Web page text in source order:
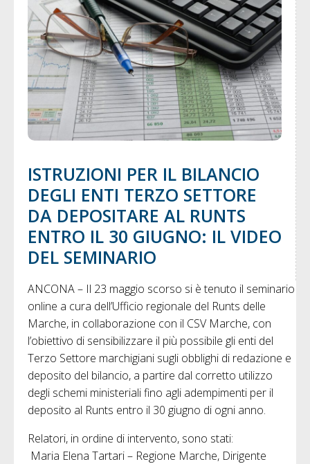
ISTRUZIONI PER IL BILANCIO
DEGLI ENTI TERZO SETTORE
DA DEPOSITARE AL RUNTS
ENTRO IL 30 GIUGNO: IL VIDEO
DEL SEMINARIO
ANCONA – Il 23 maggio scorso si è tenuto il seminario
online a cura dell’Ufficio regionale del Runts delle
Marche, in collaborazione con il CSV Marche, con
l’obiettivo di sensibilizzare il più possibile gli enti del
Terzo Settore marchigiani sugli obblighi di redazione e
deposito del bilancio, a partire dal corretto utilizzo
degli schemi ministeriali fino agli adempimenti per il
deposito al Runts entro il 30 giugno di ogni anno.
Relatori, in ordine di intervento, sono stati:
Maria Elena Tartari – Regione Marche, Dirigente